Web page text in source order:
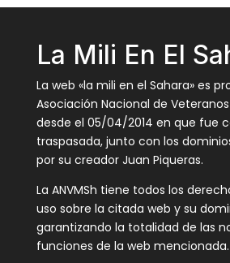
La Mili En El
La web «la mili en el Sahara» es
Asociación Nacional de Veteranos
desde el 05/04/2014 en que fue
traspasada, junto con los
por su creador Juan Piqueras.
La ANVMSh tiene todos los
uso sobre la citada web y su
garantizando la totalidad de las
funciones de la web mencionada.